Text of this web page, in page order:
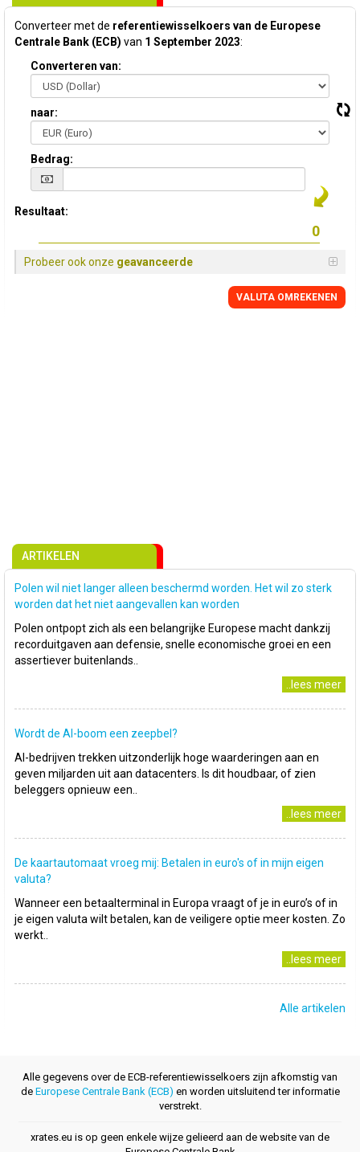
Converteer met de referentiewisselkoers van de Europese
Centrale Bank (ECB) van 1 September 2023:
Converteren van:
naar:
Bedrag:
Resultaat:
Probeer ook onze geavanceerde
VALUTA OMREKENEN
ARTIKELEN
Polen wil niet langer alleen beschermd worden. Het wil zo sterk
worden dat het niet aangevallen kan worden
Polen ontpopt zich als een belangrijke Europese macht dankzij
recorduitgaven aan defensie, snelle economische groei en een
assertiever buitenlands..
..lees meer
Wordt de AI-boom een zeepbel?
AI-bedrijven trekken uitzonderlijk hoge waarderingen aan en
geven miljarden uit aan datacenters. Is dit houdbaar, of zien
beleggers opnieuw een..
..lees meer
De kaartautomaat vroeg mij: Betalen in euro's of in mijn eigen
valuta?
Wanneer een betaalterminal in Europa vraagt of je in euro’s of in
je eigen valuta wilt betalen, kan de veiligere optie meer kosten. Zo
werkt..
..lees meer
Alle artikelen
Alle gegevens over de ECB-referentiewisselkoers zijn afkomstig van
de Europese Centrale Bank (ECB) en worden uitsluitend ter informatie
verstrekt.
xrates.eu is op geen enkele wijze gelieerd aan de website van de